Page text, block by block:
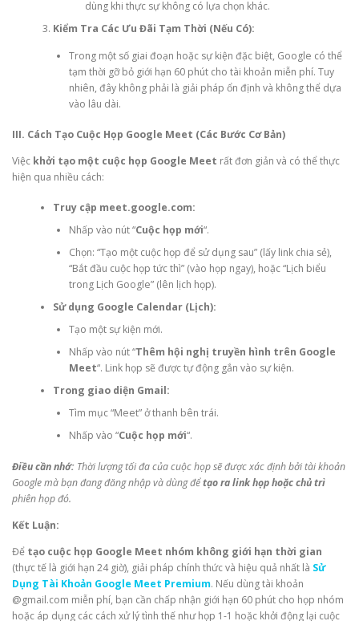
dùng khi thực sự không có lựa chọn khác.
Kiểm Tra Các Ưu Đãi Tạm Thời (Nếu Có):
Trong một số giai đoạn hoặc sự kiện đặc biệt, Google có thể
tạm thời gỡ bỏ giới hạn 60 phút cho tài khoản miễn phí. Tuy
nhiên, đây không phải là giải pháp ổn định và không thể dựa
vào lâu dài.
III. Cách Tạo Cuộc Họp Google Meet (Các Bước Cơ Bản)
Việc khởi tạo một cuộc họp Google Meet rất đơn giản và có thể thực
hiện qua nhiều cách:
Truy cập meet.google.com:
Nhấp vào nút “Cuộc họp mới“.
Chọn: “Tạo một cuộc họp để sử dụng sau” (lấy link chia sẻ),
“Bắt đầu cuộc họp tức thì” (vào họp ngay), hoặc “Lịch biểu
trong Lịch Google” (lên lịch họp).
Sử dụng Google Calendar (Lịch):
Tạo một sự kiện mới.
Nhấp vào nút “Thêm hội nghị truyền hình trên Google
Meet“. Link họp sẽ được tự động gắn vào sự kiện.
Trong giao diện Gmail:
Tìm mục “Meet” ở thanh bên trái.
Nhấp vào “Cuộc họp mới“.
Điều cần nhớ: Thời lượng tối đa của cuộc họp sẽ được xác định bởi tài khoản
Google mà bạn đang đăng nhập và dùng đểtạo ra link họp hoặc chủ trì
phiên họp đó.
Kết Luận:
Để tạo cuộc họp Google Meet nhóm không giới hạn thời gian
(thực tế là giới hạn 24 giờ), giải pháp chính thức và hiệu quả nhất là Sử
Dụng Tài Khoản Google Meet Premium. Nếu dùng tài khoản
@gmail.com miễn phí, bạn cần chấp nhận giới hạn 60 phút cho họp nhóm
hoặc áp dụng các cách xử lý tình thế như họp 1-1 hoặc khởi động lại cuộc